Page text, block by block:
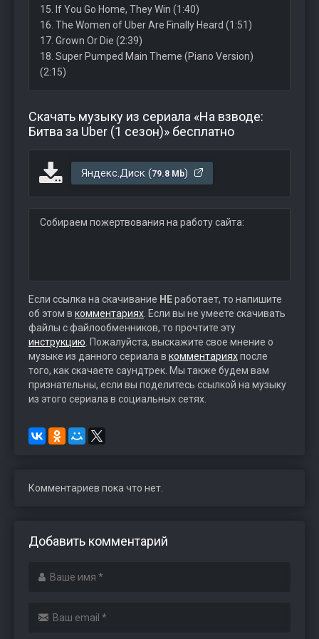
15. If You Go Home, They Win (1:40)
16. The Women of Uber Are Finally Heard (1:51)
17. Grown Or Die (2:39)
18. Super Pumped Main Theme (Piano Version)
(2:15)
Скачать музыку из сериала «На взводе:
Битва за Uber (1 сезон)» бесплатно
Яндекс.Диск (79.8 Mb)
Собираем пожертвования на работу сайта:
Если ссылка на скачивание НЕработает, то напишите
об этом в комментариях . Если вы не умеете скачивать
файлы с файлообменников, то прочтите эту
инструкцию . Пожалуйста, выскажите свое мнение о
музыке из данного сериала в комментарияхпосле
того, как скачаете саундтрек. Мы также будем вам
признательны, если вы поделитесь ссылкой на музыку
из этого сериала в социальных сетях.
Комментариев пока что нет.
Добавить комментарий